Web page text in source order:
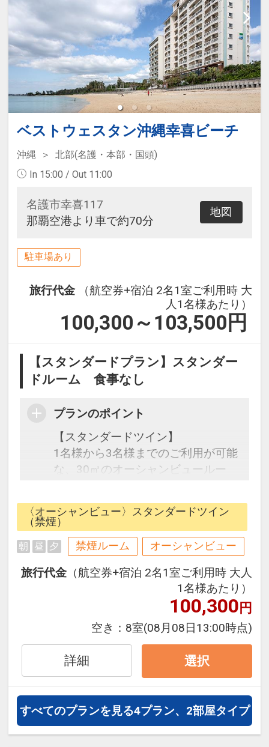
ベストウェスタン沖縄幸喜ビーチ
沖縄
北部(名護・本部・国頭)
In 15:00 / Out 11:00
名護市幸喜117
那覇空港より車で約70分
地図
駐車場あり
旅行代金
（航空券+宿泊 2名1室ご利用時 大
人1名様あたり）
100,300～103,500 円
【スタンダードプラン】スタンダー
ドルーム 食事なし
プランのポイント
【スタンダードツイン】
1名様から3名様までのご利用が可能
な、30㎡のオーシャンビュールー
たオリエンタルな雰囲気の客室で
す。ゆったりとお寛ぎ頂ける広めの
バスルームやシモンズ社製ベットを
完備。すべての客室から、東シナ海
の絶景をお楽しみいただけます。
徒歩0分に位置する目の前のビーチ
では、ゆったりリラックスタイムを
過ごせるだけではなく、マリンアク
ティビティも充実。
〈オーシャンビュー〉スタンダードツイン
（禁煙）
朝 昼 夕 禁煙ルーム オーシャンビュー
旅行代金 （航空券+宿泊 2名1室ご利用時 大人
1名様あたり）
100,300円
空き： 8室(08月08日13:00時点)
詳細 選択
すべてのプランを見る4プラン、2部屋タイプ